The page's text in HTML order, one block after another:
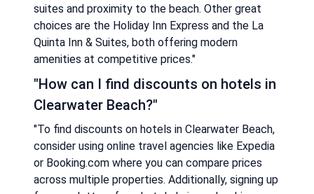
suites and proximity to the beach. Other great
choices are the Holiday Inn Express and the La
Quinta Inn & Suites, both offering modern
amenities at competitive prices."
"How can I find discounts on hotels in
Clearwater Beach?"
"To find discounts on hotels in Clearwater Beach,
consider using online travel agencies like Expedia
or Booking.com where you can compare prices
across multiple properties. Additionally, signing up